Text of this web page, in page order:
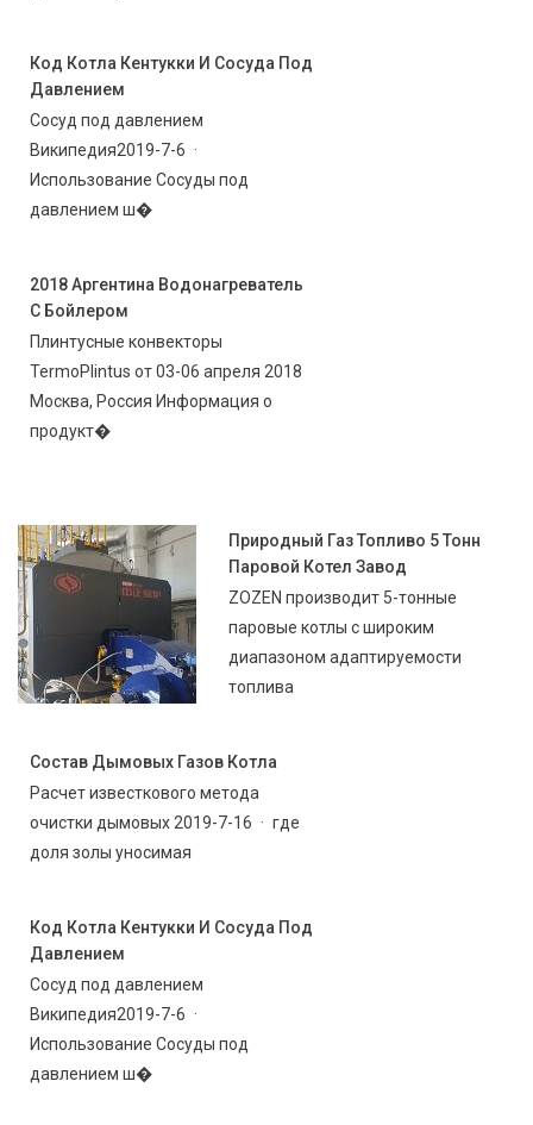
Код Котла Кентукки И Сосуда Под
Давлением
Сосуд под давлением
Википедия2019-7-6 ·
Использование Сосуды под
давлением ш�
2018 Аргентина Водонагреватель
С Бойлером
Плинтусные конвекторы
TermoPlintus от 03-06 апреля 2018
Москва, Россия Информация о
продукт�
Природный Газ Топливо 5 Тонн
Паровой Котел Завод
ZOZEN производит 5-тонные
паровые котлы с широким
диапазоном адаптируемости
топлива
Состав Дымовых Газов Котла
Расчет известкового метода
очистки дымовых 2019-7-16 · где
доля золы уносимая
Код Котла Кентукки И Сосуда Под
Давлением
Сосуд под давлением
Википедия2019-7-6 ·
Использование Сосуды под
давлением ш�